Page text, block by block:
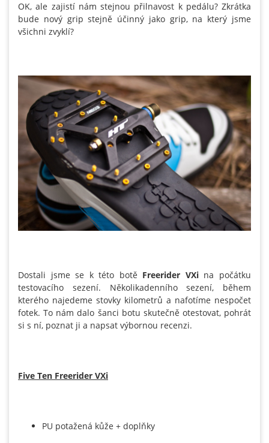
OK, ale zajistí nám stejnou přilnavost k pedálu? Zkrátka
bude nový grip stejně účinný jako grip, na který jsme
všichni zvyklí?
Dostali jsme se k této botě Freerider VXina počátku
testovacího sezení. Několikadenního sezení, během
kterého najedeme stovky kilometrů a nafotíme nespočet
fotek. To nám dalo šanci botu skutečně otestovat, pohrát
si s ní, poznat ji a napsat výbornou recenzi.
Five Ten Freerider VXi
PU potažená kůže + doplňky